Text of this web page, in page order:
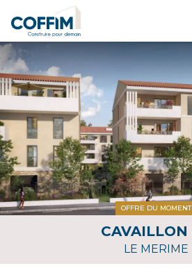
CAVAILLON
LE MERIME
OFFRE DU MOMENT